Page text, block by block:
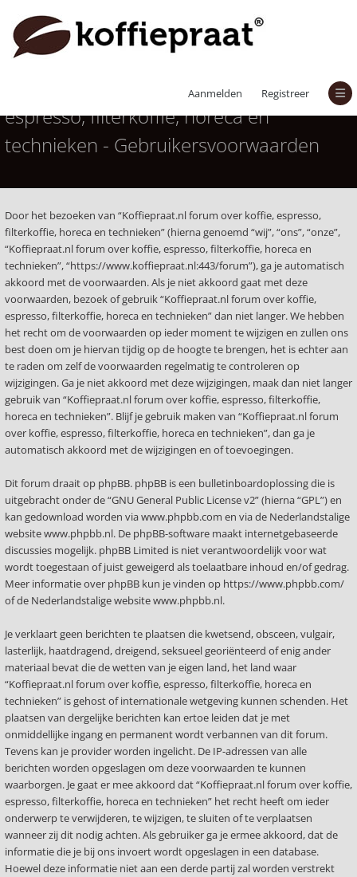
Aanmelden Registreer
Koffiepraat.nl forum over koffie,
espresso, filterkoffie, horeca en
technieken - Gebruikersvoorwaarden
Door het bezoeken van “Koffiepraat.nl forum over koffie, espresso,
filterkoffie, horeca en technieken” (hierna genoemd “wij”, “ons”, “onze”,
“Koffiepraat.nl forum over koffie, espresso, filterkoffie, horeca en
technieken”, “https://www.koffiepraat.nl:443/forum”), ga je automatisch
akkoord met de voorwaarden. Als je niet akkoord gaat met deze
voorwaarden, bezoek of gebruik “Koffiepraat.nl forum over koffie,
espresso, filterkoffie, horeca en technieken” dan niet langer. We hebben
het recht om de voorwaarden op ieder moment te wijzigen en zullen ons
best doen om je hiervan tijdig op de hoogte te brengen, het is echter aan
te raden om zelf de voorwaarden regelmatig te controleren op
wijzigingen. Ga je niet akkoord met deze wijzigingen, maak dan niet langer
gebruik van “Koffiepraat.nl forum over koffie, espresso, filterkoffie,
horeca en technieken”. Blijf je gebruik maken van “Koffiepraat.nl forum
over koffie, espresso, filterkoffie, horeca en technieken”, dan ga je
automatisch akkoord met de wijzigingen en of toevoegingen.
Dit forum draait op phpBB. phpBB is een bulletinboardoplossing die is
uitgebracht onder de “GNU General Public License v2” (hierna “GPL”) en
kan gedownload worden viawww.phpbb.com en via de Nederlandstalige
websitewww.phpbb.nl. De phpBB-software maakt internetgebaseerde
discussies mogelijk. phpBB Limited is niet verantwoordelijk voor wat
wordt toegestaan of juist geweigerd als toelaatbare inhoud en/of gedrag.
Meer informatie over phpBB kun je vinden op https://www.phpbb.com/
of de Nederlandstalige websitewww.phpbb.nl.
Je verklaart geen berichten te plaatsen die kwetsend, obsceen, vulgair,
lasterlijk, haatdragend, dreigend, seksueel georiënteerd of enig ander
materiaal bevat die de wetten van je eigen land, het land waar
“Koffiepraat.nl forum over koffie, espresso, filterkoffie, horeca en
technieken” is gehost of internationale wetgeving kunnen schenden. Het
plaatsen van dergelijke berichten kan ertoe leiden dat je met
onmiddellijke ingang en permanent wordt verbannen van dit forum.
Tevens kan je provider worden ingelicht. De IP-adressen van alle
berichten worden opgeslagen om deze voorwaarden te kunnen
waarborgen. Je gaat er mee akkoord dat “Koffiepraat.nl forum over koffie,
espresso, filterkoffie, horeca en technieken” het recht heeft om ieder
onderwerp te verwijderen, te wijzigen, te sluiten of te verplaatsen
wanneer zij dit nodig achten. Als gebruiker ga je ermee akkoord, dat de
informatie die je bij ons invoert wordt opgeslagen in een database.
Hoewel deze informatie niet aan een derde partij zal worden verstrekt